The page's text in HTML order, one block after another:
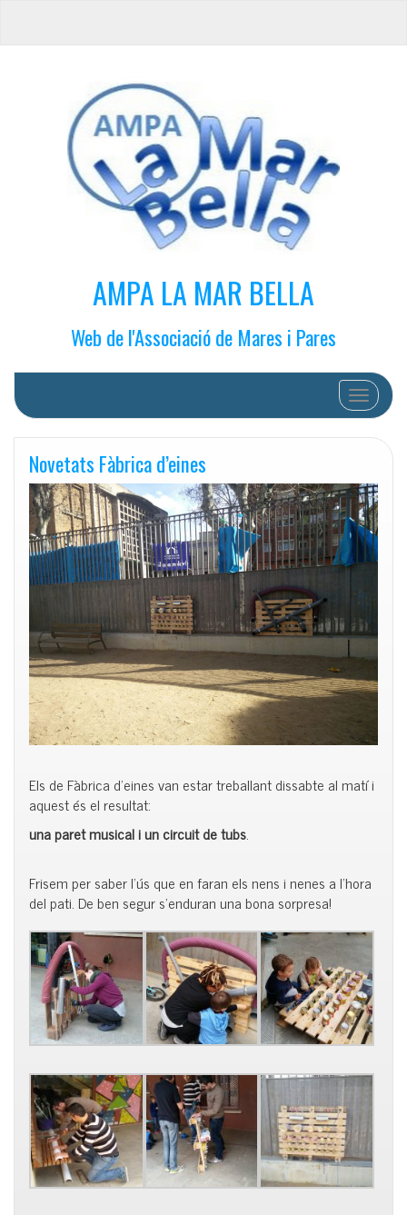
AMPA LA MAR BELLA
Web de l'Associació de Mares i Pares
Cambiar
Novetats Fàbrica d’eines
Els de Fàbrica d’eines van estar treballant dissabte al matí i
aquest és el resultat:
una paret musical i un circuit de tubs.
Frisem per saber l’ús que en faran els nens i nenes a l’hora
del pati. De ben segur s’enduran una bona sorpresa!